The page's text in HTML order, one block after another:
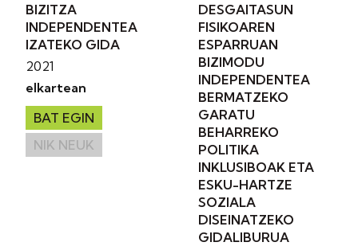
BIZITZA
INDEPENDENTEA
IZATEKO GIDA
2021
elkartean
BAT EGIN
NIK NEUK
DESGAITASUN
FISIKOAREN
ESPARRUAN
BIZIMODU
INDEPENDENTEA
BERMATZEKO
GARATU
BEHARREKO
POLITIKA
INKLUSIBOAK ETA
ESKU-HARTZE
SOZIALA
DISEINATZEKO
GIDALIBURUA